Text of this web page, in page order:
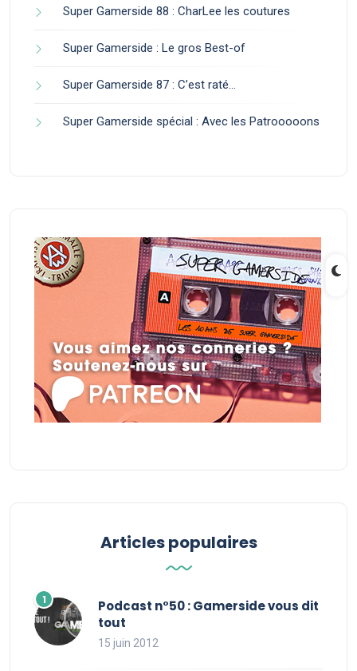
Super Gamerside 88 : CharLee les coutures
Super Gamerside : Le gros Best-of
Super Gamerside 87 : C’est raté…
Super Gamerside spécial : Avec les Patrooooons
Articles populaires
Podcast n°50 : Gamerside vous dit
tout
15 juin 2012